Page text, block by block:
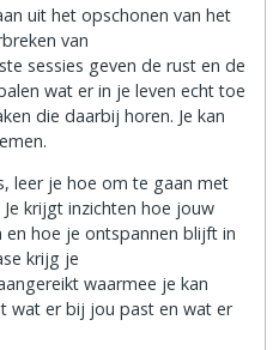
uit het opschonen van het
van
sessies geven de rust en de
wat er in je leven echt toe
die daarbij horen. Je kan
leer je hoe om te gaan met
krijgt inzichten hoe jouw
en hoe je ontspannen blijft in
krijg je
waarmee je kan
wat er bij jou past en wat er